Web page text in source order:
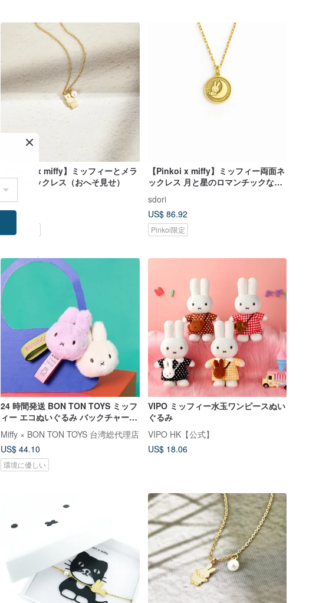
【Pinkoi x miffy】ミッフィーとメラ
ニーのネックレス（おへそ見せ）
sdori
US$ 91.51
【Pinkoi x miffy】ミッフィー両面ネ
ックレス 月と星のロマンチックな物
sdori
US$ 86.92
Pinkoi限定
24 時間発送 BON TON TOYS ミッフ
ィー エコぬいぐるみ バックチャーム
– 11cm（2 色）
Miffy × BON TON TOYS 台湾総代理店
US$ 44.10
環境に優しい
VIPO ミッフィー水玉ワンピースぬい
ぐるみ
VIPO HK【公式】
US$ 18.06